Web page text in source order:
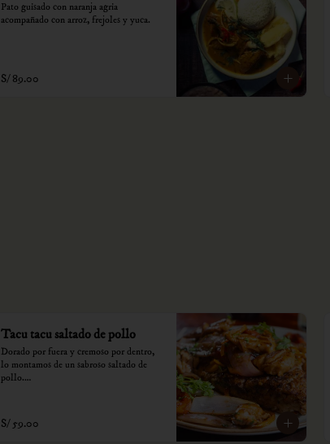
Pato guisado con naranja agria
acompañado con arroz, frejoles y yuca.
S/ 89.00
Tacu tacu saltado de pollo
Dorado por fuera y cremoso por dentro,
lo montamos de un sabroso saltado de
pollo.
soles e incluyen impuestos de ley y
recargo al consumo.
S/ 59.00